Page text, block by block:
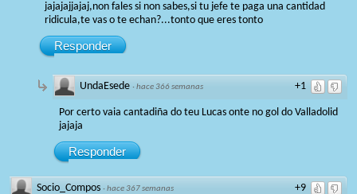
jajajajjajaj,non fales si non sabes,si tu jefe te paga una cantidad
ridicula,te vas o te echan?...tonto que eres tonto
Responder
+1
UndaEsede ·hace 366 semanas
Por certo vaia cantadiña do teu Lucas onte no gol do Valladolid
jajaja
Responder
+9
Socio_Compos ·hace 367 semanas